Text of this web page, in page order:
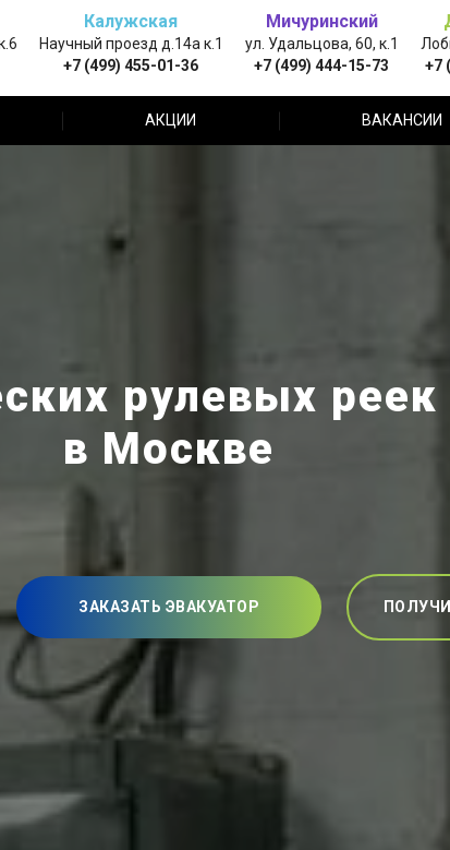
Калужская
Научный проезд д.14а к.1
+7 (499) 455-01-36
Мичуринский
ул. Удальцова, 60, к.1
+7 (499) 444-15-73
+7
АКЦИИ ВАКАНСИИ
рулевых
в Москве
ЗАКАЗАТЬ ЭВАКУАТОР